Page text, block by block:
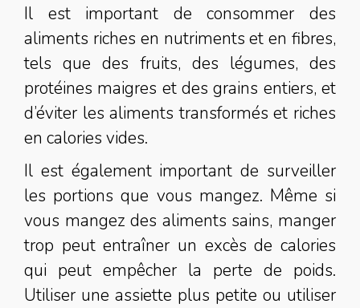
Il est important de consommer des
aliments riches en nutriments et en fibres,
tels que des fruits, des légumes, des
protéines maigres et des grains entiers, et
d’éviter les aliments transformés et riches
en calories vides.
Il est également important de surveiller
les portions que vous mangez. Même si
vous mangez des aliments sains, manger
trop peut entraîner un excès de calories
qui peut empêcher la perte de poids.
Utiliser une assiette plus petite ou utiliser